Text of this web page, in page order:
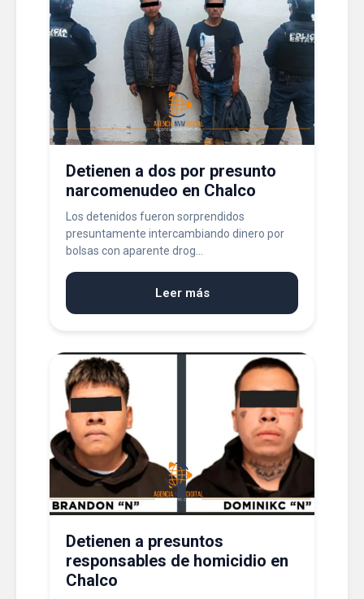
Detienen a dos por presunto
narcomenudeo en Chalco
Los detenidos fueron sorprendidos
presuntamente intercambiando dinero por
bolsas con aparente drog...
Leer más
Detienen a presuntos
responsables de homicidio en
Chalco